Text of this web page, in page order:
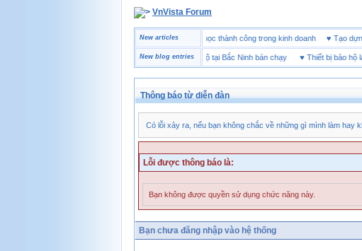
VnVista Forum
New articles
Một số câu hỏi phỏng vấn “đặc biệt” của Microsoft 4 bài học thành công trong kinh doanh ♥
New blog entries
Thương hiệu giày bảo hộ tại Bắc Ninh bán chạy♥ Thiết bị bảo hộ lao
Thông báo từ diễn đàn
Có lỗi xảy ra, nếu bạn không chắc về những gì mình làm hay
Lỗi được thông báo là:
Bạn không được quyền sử dụng chức năng này.
Bạn chưa đăng nhập vào hệ thống